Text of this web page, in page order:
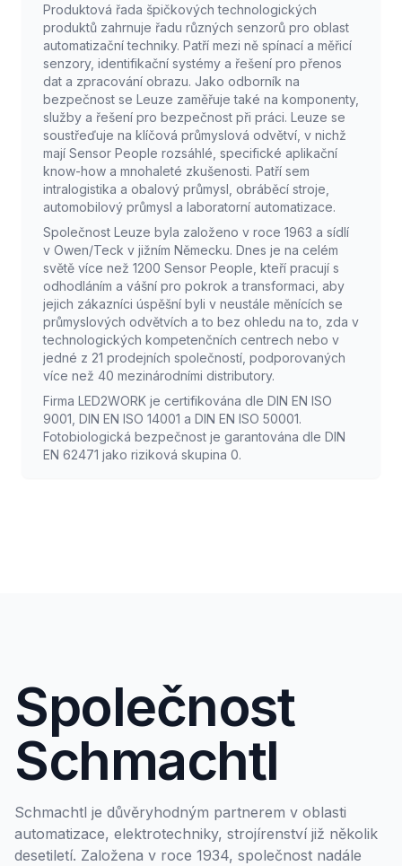
Produktová řada špičkových technologických
produktů zahrnuje řadu různých senzorů pro oblast
automatizační techniky. Patří mezi ně spínací a měřicí
senzory, identifikační systémy a řešení pro přenos
dat a zpracování obrazu. Jako odborník na
bezpečnost se Leuze zaměřuje také na komponenty,
služby a řešení pro bezpečnost při práci. Leuze se
soustřeďuje na klíčová průmyslová odvětví, v nichž
mají Sensor People rozsáhlé, specifické aplikační
know-how a mnohaleté zkušenosti. Patří sem
intralogistika a obalový průmysl, obráběcí stroje,
automobilový průmysl a laboratorní automatizace.
Společnost Leuze byla založeno v roce 1963 a sídlí
v Owen/Teck v jižním Německu. Dnes je na celém
světě více než 1200 Sensor People, kteří pracují s
odhodláním a vášní pro pokrok a transformaci, aby
jejich zákazníci úspěšní byli v neustále měnících se
průmyslových odvětvích a to bez ohledu na to, zda v
technologických kompetenčních centrech nebo v
jedné z 21 prodejních společností, podporovaných
více než 40 mezinárodními distributory.
Firma LED2WORK je certifikována dle DIN EN ISO
9001, DIN EN ISO 14001 a DIN EN ISO 50001.
Fotobiologická bezpečnost je garantována dle DIN
EN 62471 jako riziková skupina 0.
Společnost
Schmachtl
Schmachtl je důvěryhodným partnerem v oblasti
automatizace, elektrotechniky, strojírenství již několik
desetiletí. Založena v roce 1934, společnost nadále